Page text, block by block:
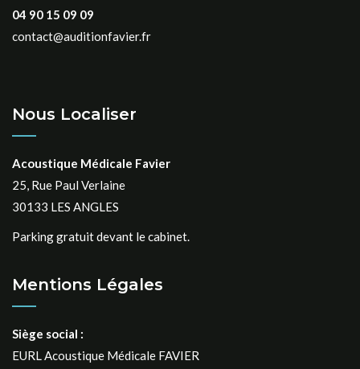
04 90 15 09 09
contact@auditionfavier.fr
Nous Localiser
Acoustique Médicale Favier
25, Rue Paul Verlaine
30133 LES ANGLES
Parking gratuit devant le cabinet.
Mentions Légales
Siège social :
EURL Acoustique Médicale FAVIER